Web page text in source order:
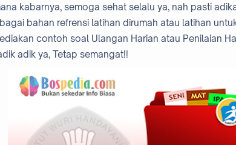
kabarnya, semoga sehat selalu ya, nah pasti
bahan refrensi latihan dirumah atau latihan
contoh soal Ulangan Harian atau Penilaian
adik ya, Tetap semangat!!